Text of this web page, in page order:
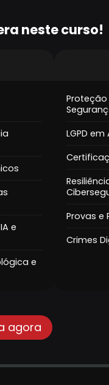
neste curso!
e
e
LGPD
Provas e
Crimes
agora